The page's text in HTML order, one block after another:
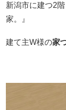
新潟市に建つ2
家。』
建て主W様の家